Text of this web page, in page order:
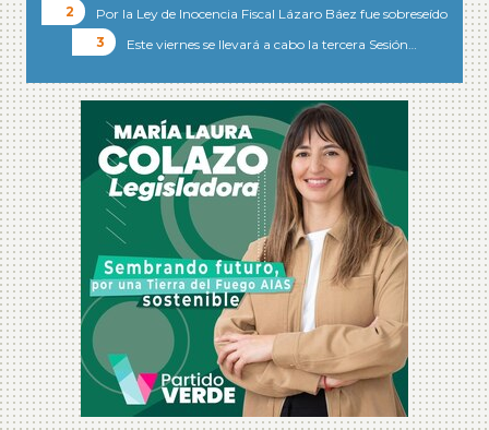
Por la Ley de Inocencia Fiscal Lázaro Báez fue sobreseído
Este viernes se llevará a cabo la tercera Sesión…